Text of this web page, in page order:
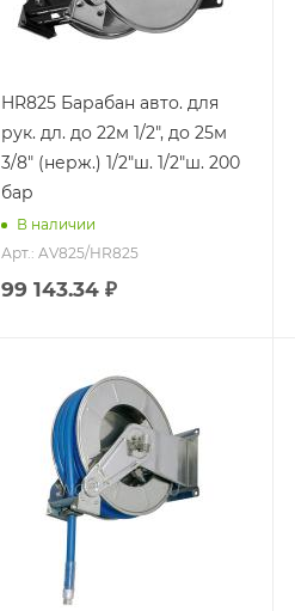
HR825 Барабан авто. для
рук. дл. до 22м 1/2", до 25м
3/8" (нерж.) 1/2"ш. 1/2"ш. 200
бар
В наличии
Арт.: AV825/HR825
99 143.34₽